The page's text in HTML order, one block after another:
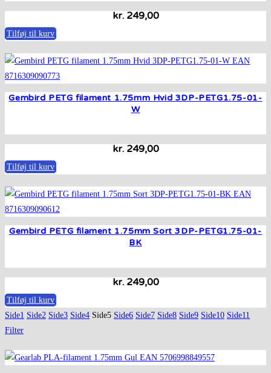
kr.249,00
Tilføj til kurv
Gembird PETG filament 1.75mm Hvid 3DP-PETG1.75-01-
W
kr.249,00
Tilføj til kurv
Gembird PETG filament 1.75mm Sort 3DP-PETG1.75-01-
BK
kr.249,00
Tilføj til kurv
Side1 Side2 Side3 Side4 Side5 Side6 Side7 Side8 Side9 Side10 Side11
Filter